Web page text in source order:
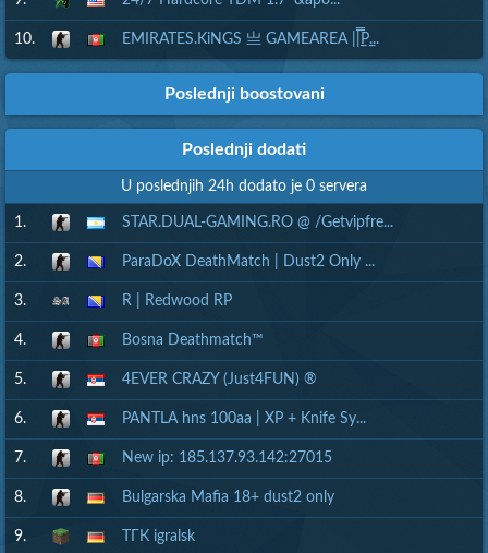
10. EMIRATES.KiNGS 亗 GAMEAREA ||͇̿P͇...
Poslednji boostovani
Poslednji dodati
U poslednjih 24h dodato je 0 servera
1. STAR.DUAL-GAMING.RO @ /Getvipfre...
2. ParaDoX DeathMatch | Dust2 Only ...
3. R | Redwood RP
4. Bosna Deathmatch™
5. 4EVER CRAZY (Just4FUN) ®
6. PANTLA hns 100aa | XP + Knife Sy...
7. New ip: 185.137.93.142:27015
8. Bulgarska Mafia 18+ dust2 only
9. ТГК igralsk